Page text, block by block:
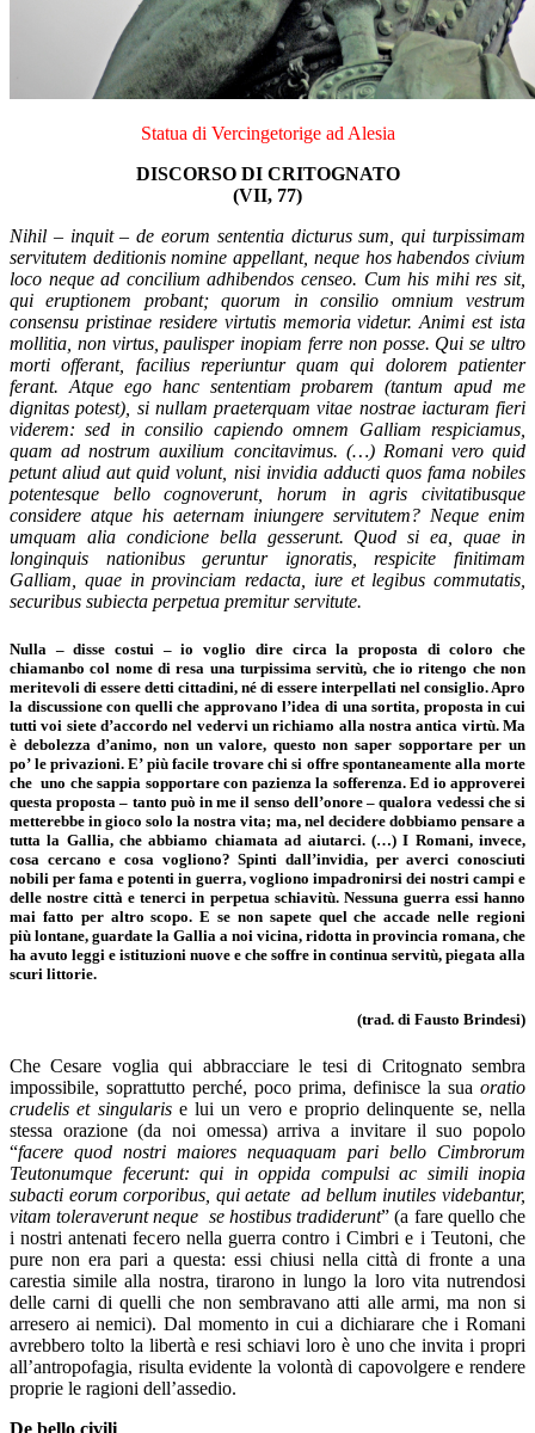
Statua di Vercingetorige ad Alesia
DISCORSO DI CRITOGNATO
(VII, 77)
Nihil – inquit – de eorum sententia dicturus sum, qui turpissimam
servitutem deditionis nomine appellant, neque hos habendos civium
loco neque ad concilium adhibendos censeo. Cum his mihi res sit,
qui eruptionem probant; quorum in consilio omnium vestrum
consensu pristinae residere virtutis memoria videtur. Animi est ista
mollitia, non virtus, paulisper inopiam ferre non posse. Qui se ultro
morti offerant, facilius reperiuntur quam qui dolorem patienter
ferant. Atque ego hanc sententiam probarem (tantum apud me
dignitas potest), si nullam praeterquam vitae nostrae iacturam fieri
viderem: sed in consilio capiendo omnem Galliam respiciamus,
quam ad nostrum auxilium concitavimus. (…) Romani vero quid
petunt aliud aut quid volunt, nisi invidia adducti quos fama nobiles
potentesque bello cognoverunt, horum in agris civitatibusque
considere atque his aeternam iniungere servitutem? Neque enim
umquam alia condicione bella gesserunt. Quod si ea, quae in
longinquis nationibus geruntur ignoratis, respicite finitimam
Galliam, quae in provinciam redacta, iure et legibus commutatis,
securibus subiecta perpetua premitur servitute.
Nulla – disse costui – io voglio dire circa la proposta di coloro che
chiamanbo col nome di resa una turpissima servitù, che io ritengo che non
meritevoli di essere detti cittadini, né di essere interpellati nel consiglio. Apro
la discussione con quelli che approvano l’idea di una sortita, proposta in cui
tutti voi siete d’accordo nel vedervi un richiamo alla nostra antica virtù. Ma
è debolezza d’animo, non un valore, questo non saper sopportare per un
po’ le privazioni. E’ più facile trovare chi si offre spontaneamente alla morte
che uno che sappia sopportare con pazienza la sofferenza. Ed io approverei
questa proposta – tanto può in me il senso dell’onore – qualora vedessi che si
metterebbe in gioco solo la nostra vita; ma, nel decidere dobbiamo pensare a
tutta la Gallia, che abbiamo chiamata ad aiutarci. (…) I Romani, invece,
cosa cercano e cosa vogliono? Spinti dall’invidia, per averci conosciuti
nobili per fama e potenti in guerra, vogliono impadronirsi dei nostri campi e
delle nostre città e tenerci in perpetua schiavitù. Nessuna guerra essi hanno
mai fatto per altro scopo. E se non sapete quel che accade nelle regioni
più lontane, guardate la Gallia a noi vicina, ridotta in provincia romana, che
ha avuto leggi e istituzioni nuove e che soffre in continua servitù, piegata alla
scuri littorie.
(trad. di Fausto Brindesi)
Che Cesare voglia qui abbracciare le tesi di Critognato sembra
impossibile, soprattutto perché, poco prima, definisce la sua oratio
crudelis et singularise lui un vero e proprio delinquente se, nella
stessa orazione (da noi omessa) arriva a invitare il suo popolo
“facere quod nostri maiores nequaquam pari bello Cimbrorum
Teutonumque fecerunt: qui in oppida compulsi ac simili inopia
subacti eorum corporibus, qui aetate ad bellum inutiles videbantur,
vitam toleraverunt neque se hostibus tradiderunt” (a fare quello che
i nostri antenati fecero nella guerra contro i Cimbri e i Teutoni, che
pure non era pari a questa: essi chiusi nella città di fronte a una
carestia simile alla nostra, tirarono in lungo la loro vita nutrendosi
delle carni di quelli che non sembravano atti alle armi, ma non si
arresero ai nemici). Dal momento in cui a dichiarare che i Romani
avrebbero tolto la libertà e resi schiavi loro è uno che invita i propri
all’antropofagia, risulta evidente la volontà di capovolgere e rendere
proprie le ragioni dell’assedio.
De bello civili